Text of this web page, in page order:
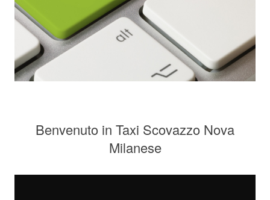
Benvenuto in Taxi Scovazzo Nova
Milanese